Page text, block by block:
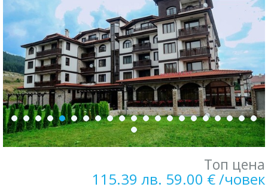
Топ цена
115.39 лв. 59.00 € /човек